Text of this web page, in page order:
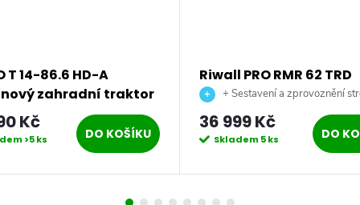
T 14-86.6 HD-A
zahradní traktor
Kč
>5 ks DO KOŠÍKU
Riwall PRO RMR 62 TRD
travní rider 62 cm se
výhozem a
převodovkou
+ Sestavení a zprovoznění
doprava až na vaši zahradu.
36 999 Kč
Skladem5 ks DO